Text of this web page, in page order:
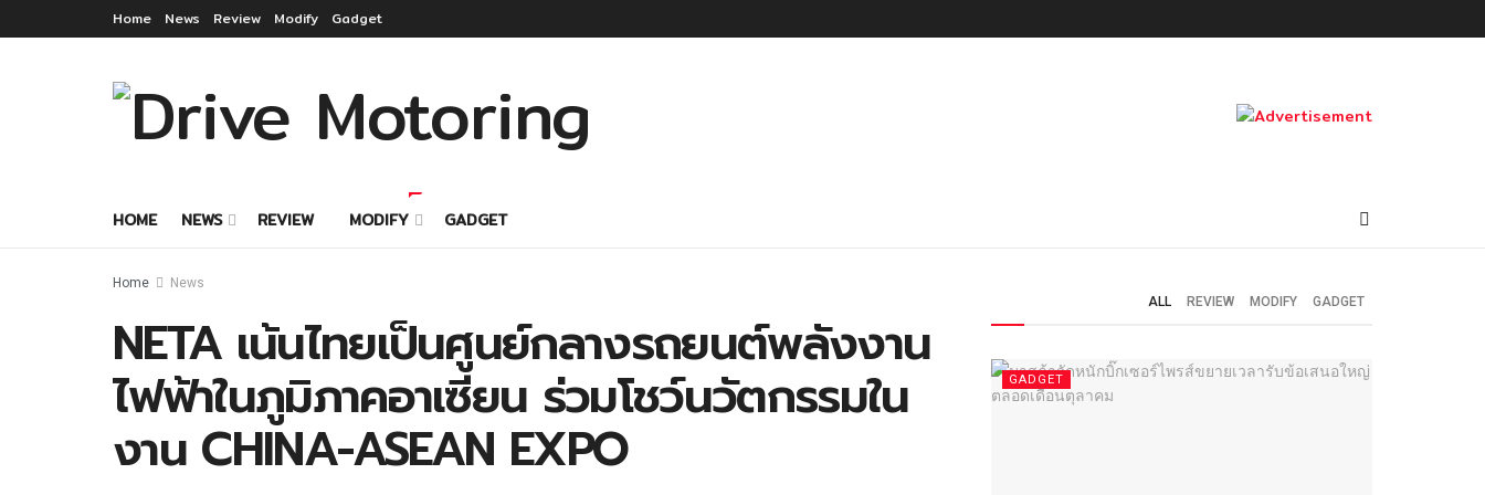
Home News Review Modify Gadget
HOME NEWS REVIEW MODIFY GADGET
Home News
NETA เน้นไทยเป็นศูนย์กลางรถยนต์พลังงาน
ไฟฟ้าในภูมิภาคอาเซียน ร่วมโชว์นวัตกรรมใน
งาน CHINA-ASEAN EXPO
ALL REVIEW MODIFY GADGET
GADGET